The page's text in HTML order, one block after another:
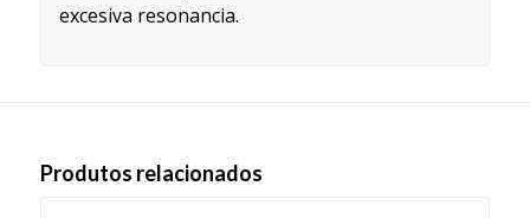
excesiva resonancia.
Produtos relacionados